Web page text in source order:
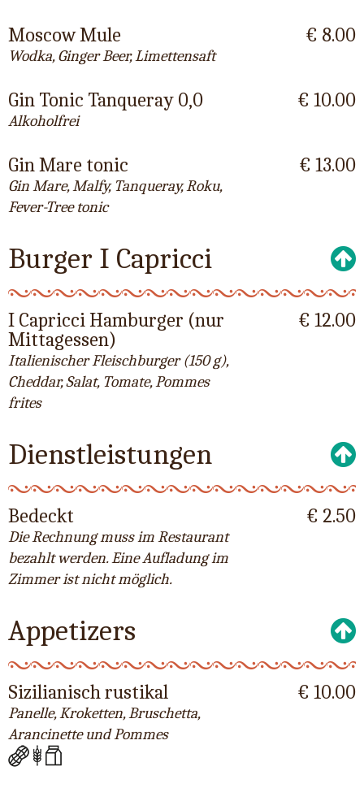
Moscow Mule
Wodka, Ginger Beer, Limettensaft
€ 8.00
Gin Tonic Tanqueray 0,0
Alkoholfrei
€ 10.00
Gin Mare tonic
Gin Mare, Malfy, Tanqueray, Roku,
Fever-Tree tonic
€ 13.00
Burger I Capricci
I Capricci Hamburger (nur
Mittagessen)
Italienischer Fleischburger (150 g),
Cheddar, Salat, Tomate, Pommes
frites
€ 12.00
Dienstleistungen
Bedeckt
Die Rechnung muss im Restaurant
bezahlt werden. Eine Aufladung im
Zimmer ist nicht möglich.
€ 2.50
Appetizers
Sizilianisch rustikal
Panelle, Kroketten, Bruschetta,
Arancinette und Pommes
€ 10.00